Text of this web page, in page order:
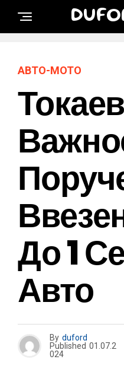
АВТО-МОТО
До 1
Авто
By duford
Published 01.07.2
024